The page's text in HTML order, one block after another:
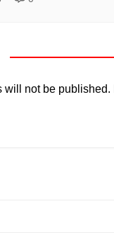
will not be published.